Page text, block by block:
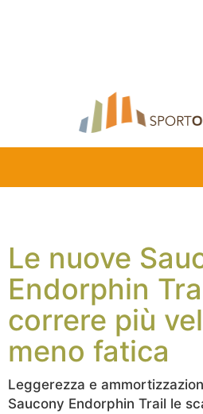
Le nuove
Endorphin
correre più
meno fatica
Leggerezza e
Saucony Endorphin Trail le